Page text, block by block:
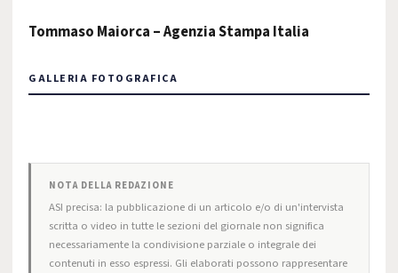
Tommaso Maiorca – Agenzia Stampa Italia
GALLERIA FOTOGRAFICA
NOTA DELLA REDAZIONE
ASI precisa: la pubblicazione di un articolo e/o di un'intervista
scritta o video in tutte le sezioni del giornale non significa
necessariamente la condivisione parziale o integrale dei
contenuti in esso espressi. Gli elaborati possono rappresentare